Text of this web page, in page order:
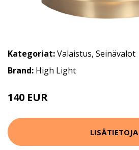
Kategoriat:Valaistus, Seinävalot
Brand: High Light
140 EUR
LISÄTIETOJA